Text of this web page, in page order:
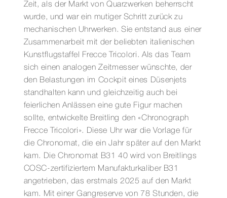
Zeit, als der Markt von Quarzwerken beherrscht
wurde, und war ein mutiger Schritt zurück zu
mechanischen Uhrwerken. Sie entstand aus einer
Zusammenarbeit mit der beliebten italienischen
Kunstflugstaffel Frecce Tricolori. Als das Team
sich einen analogen Zeitmesser wünschte, der
den Belastungen im Cockpit eines Düsenjets
standhalten kann und gleichzeitig auch bei
feierlichen Anlässen eine gute Figur machen
sollte, entwickelte Breitling den «Chronograph
Frecce Tricolori». Diese Uhr war die Vorlage für
die Chronomat, die ein Jahr später auf den Markt
kam. Die Chronomat B31 40 wird von Breitlings
COSC-zertifiziertem Manufakturkaliber B31
angetrieben, das erstmals 2025 auf den Markt
kam. Mit einer Gangreserve von 78 Stunden, die